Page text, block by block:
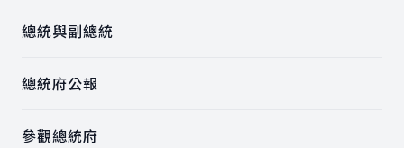
總統與副總統
總統府公報
參觀總統府